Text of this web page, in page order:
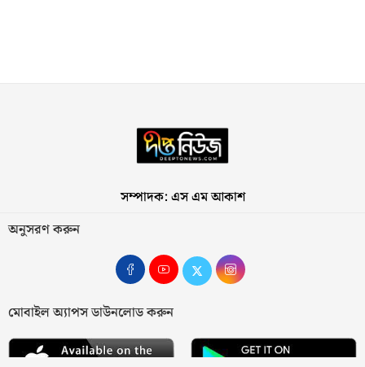
সম্পাদক: এস এম আকাশ
অনুসরণ করুন
মোবাইল অ্যাপস ডাউনলোড করুন